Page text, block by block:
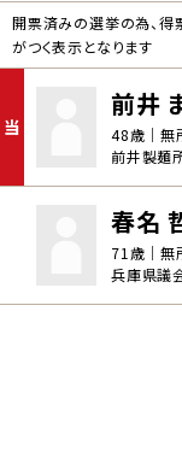
開票済みの選挙の為、
がつく表示となります
当
前井
48歳｜無
前井製麺
春名
71歳｜無
兵庫県議